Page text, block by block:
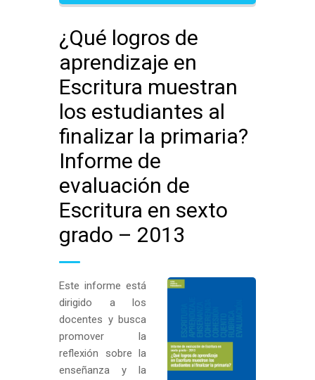
¿Qué logros de
aprendizaje en
Escritura muestran
los estudiantes al
finalizar la primaria?
Informe de
evaluación de
Escritura en sexto
grado – 2013
Este informe está
dirigido a los
docentes y busca
promover la
reflexión sobre la
enseñanza y la